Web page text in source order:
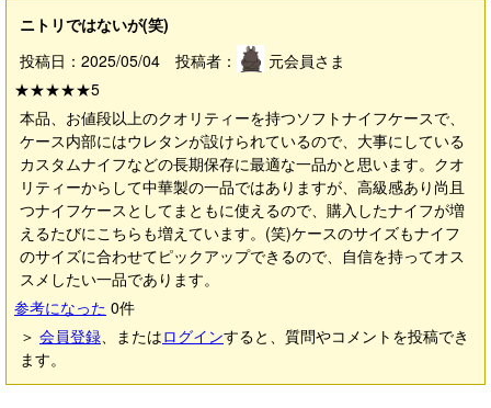
ニトリではないが(笑)
投稿日：2025/05/04 投稿者：
元会員さま
★★★★★5
本品、お値段以上のクオリティーを持つソフトナイフケースで、
ケース内部にはウレタンが設けられているので、大事にしている
カスタムナイフなどの長期保存に最適な一品かと思います。クオ
リティーからして中華製の一品ではありますが、高級感あり尚且
つナイフケースとしてまともに使えるので、購入したナイフが増
えるたびにこちらも増えています。(笑)ケースのサイズもナイフ
のサイズに合わせてピックアップできるので、自信を持ってオス
スメしたい一品であります。
参考になった 0件
＞ 会員登録、またはログインすると、質問やコメントを投稿でき
ます。